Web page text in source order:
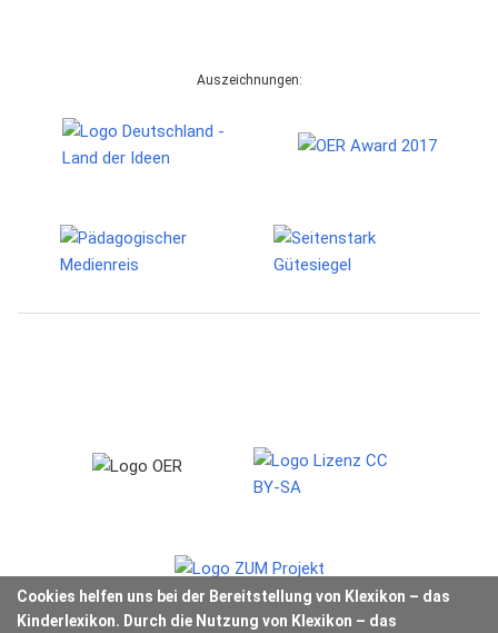
Cookies helfen uns bei der Bereitstellung von Klexikon – das
Kinderlexikon. Durch die Nutzung von Klexikon – das
Auszeichnungen: